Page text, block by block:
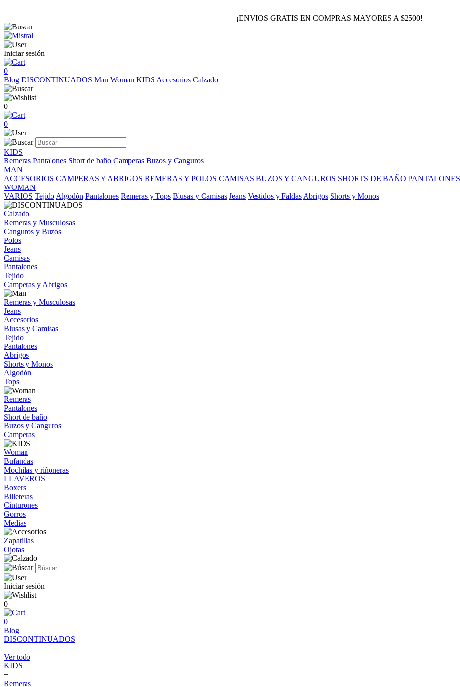
¡ENVIOS GRATIS EN COMPRAS MAYORES A $2500!
Iniciar sesión
0
Blog DISCONTINUADOS Man Woman KIDS Accesorios Calzado
0
0
KIDS
Remeras Pantalones Short de baño Camperas Buzos y Canguros
MAN
ACCESORIOS CAMPERAS Y ABRIGOS REMERAS Y POLOS CAMISAS BUZOS Y CANGUROS SHORTS DE BAÑO PANTALONES
WOMAN
VARIOS Tejido Algodón Pantalones Remeras y Tops Blusas y Camisas Jeans Vestidos y Faldas Abrigos Shorts y Monos
Calzado
Remeras y Musculosas
Canguros y Buzos
Polos
Jeans
Camisas
Pantalones
Tejido
Camperas y Abrigos
Remeras y Musculosas
Jeans
Accesorios
Blusas y Camisas
Tejido
Pantalones
Abrigos
Shorts y Monos
Algodón
Tops
Remeras
Pantalones
Short de baño
Buzos y Canguros
Camperas
Woman
Bufandas
Mochilas y riñoneras
LLAVEROS
Boxers
Billeteras
Cinturones
Gorros
Medias
Zapatillas
Ojotas
Iniciar sesión
0
0
Blog
DISCONTINUADOS
+
Ver todo
KIDS
+
Remeras